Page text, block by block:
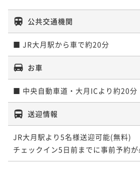
公共交通機関
■ JR大月駅から車で約20分
お車
■ 中央自動車道・大月ICより約20分
送迎情報
JR大月駅より5名様送迎可能(無料)
チェックイン5日前までに事前予約が